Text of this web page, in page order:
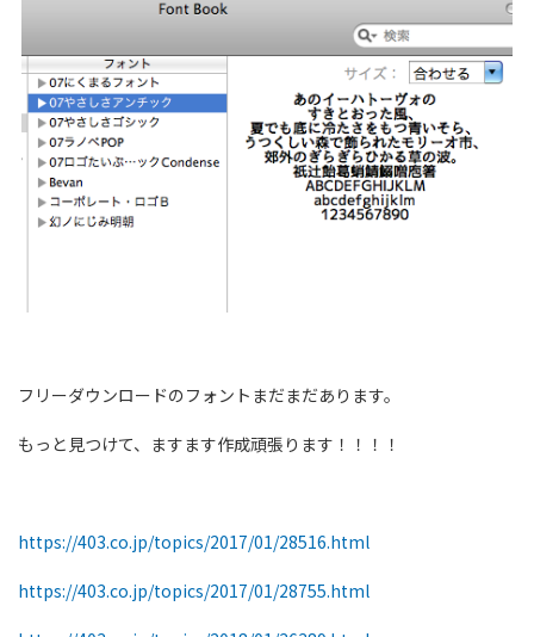
フリーダウンロードのフォントまだまだあります。
もっと見つけて、ますます作成頑張ります！！！！
https://403.co.jp/topics/2017/01/28516.html
https://403.co.jp/topics/2017/01/28755.html